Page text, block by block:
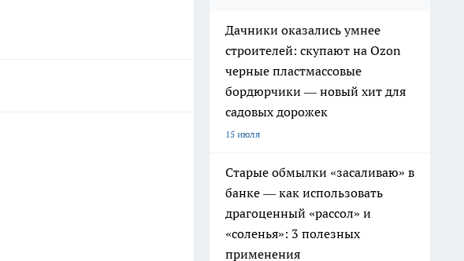
Дачники оказались умнее
строителей: скупают на Ozon
черные пластмассовые
бордюрчики — новый хит для
садовых дорожек
15 июля
Старые обмылки «засаливаю» в
банке — как использовать
драгоценный «рассол» и
«соленья»: 3 полезных
применения